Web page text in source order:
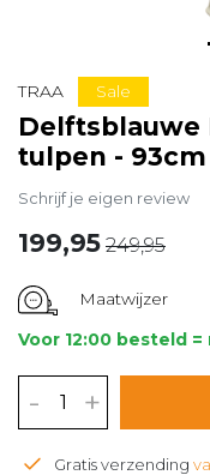
TRAA Sale
Delftsblauwe
tulpen -
Schrijf je eigen review
199,95 249,95
Maatwijzer
Voor 12:00 besteld
- +
Gratis verzending